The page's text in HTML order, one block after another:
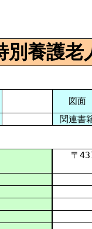
別養護
図面
関連書
〒